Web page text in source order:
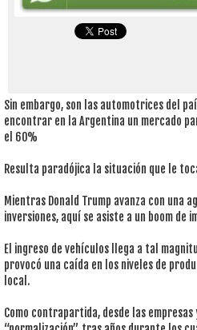
Sin embargo, son las automotrices del
encontrar en la Argentina un mercado
el 60%
Resulta paradójica la situación que le
Mientras Donald Trump avanza con
inversiones, aquí se asiste a un boom de
El ingreso de vehículos llega a tal
provocó una caída en los niveles de
local.
Como contrapartida, desde las